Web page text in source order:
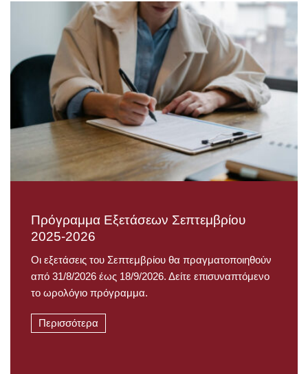
Πρόγραμμα Εξετάσεων Σεπτεμβρίου
2025-2026
Οι εξετάσεις του Σεπτεμβρίου θα πραγματοποιηθούν
από 31/8/2026 έως 18/9/2026. Δείτε επισυναπτόμενο
το ωρολόγιο πρόγραμμα.
Περισσότερα